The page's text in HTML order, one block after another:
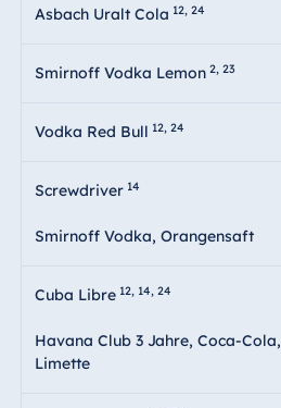
Asbach Uralt Cola 12, 24
Smirnoff Vodka Lemon 2, 23
Vodka Red Bull 12, 24
Screwdriver14
Smirnoff Vodka, Orangensaft
Cuba Libre 12, 14, 24
Havana Club 3 Jahre, Coca-Cola,
Limette